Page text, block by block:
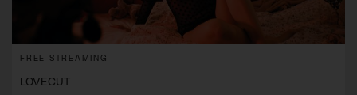
FREE STREAMING
LOVECUT